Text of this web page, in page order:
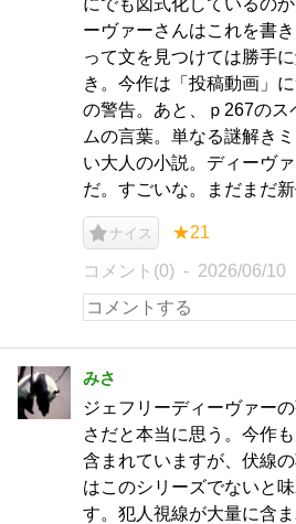
にでも図式化しているの
ーヴァーさんはこれを書
って文を見つけては勝手
き。今作は「投稿動画」
の警告。あと、ｐ267のス
ムの言葉。単なる謎解き
い大人の小説。ディーヴ
だ。すごいな。まだまだ新
ナイス ★21
コメント(0) 2026/06/10
みさ
ジェフリーディーヴァー
さだと本当に思う。今作
含まれていますが、伏線
はこのシリーズでないと
す。犯人視線が大量に含